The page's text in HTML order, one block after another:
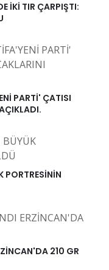
İKİ TIR ÇARPIŞTI:
PARTİ' ÇATISI
PORTRESİNİN
210 GR